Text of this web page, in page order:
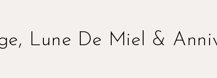
Lune De Miel &